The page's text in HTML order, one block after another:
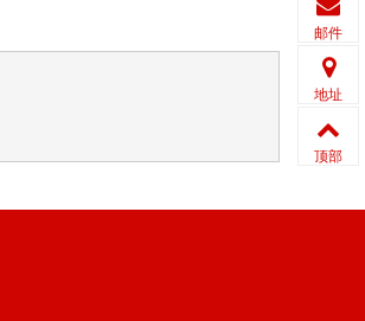
邮件
地址
顶部